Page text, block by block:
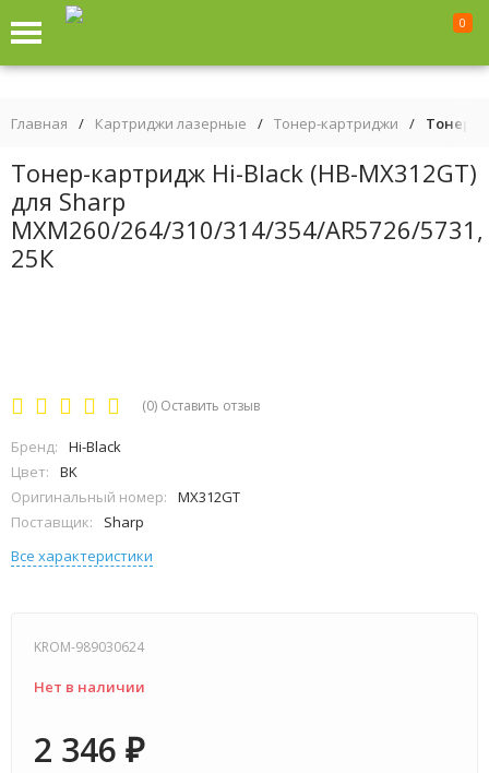
0
Главная / Картриджи лазерные / Тонер-картриджи / Тонер-
Тонер-картридж Hi-Black (HB-MX312GT)
для Sharp
MXM260/264/310/314/354/AR5726/5731,
25К
(0) Оставить отзыв
Бренд:
Hi-Black
Цвет:
BK
Оригинальный номер:
MX312GT
Поставщик:
Sharp
Все характеристики
KROM-989030624
Нет в наличии
2 346 ₽